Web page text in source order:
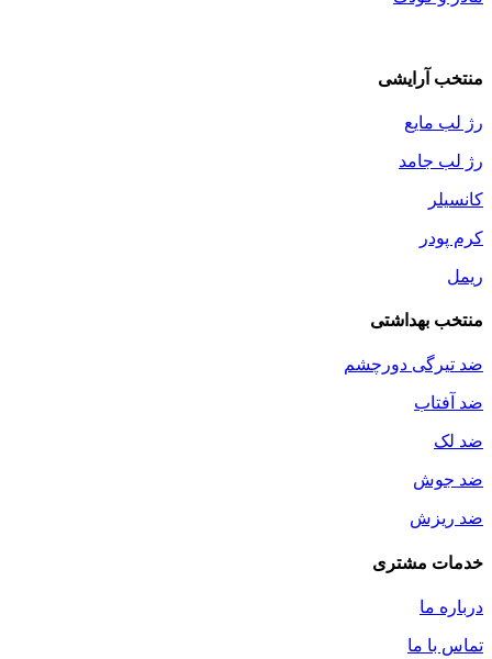
منتخب آرایشی
رژ لب مایع
رژ لب جامد
کانسیلر
کرم پودر
ریمل
منتخب بهداشتی
ضد تیرگی دورچشم
ضد آفتاب
ضد لک
ضد جوش
ضد ریزش
خدمات مشتری
درباره ما
تماس با ما